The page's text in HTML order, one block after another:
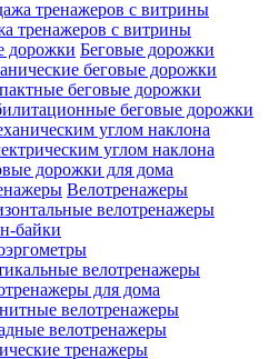
тренажеров с витрины
Беговые дорожки
беговые дорожки
беговые дорожки
беговые дорожки
углом наклона
углом наклона
дорожки для дома
Велотренажеры
велотренажеры
байки
велотренажеры
для дома
велотренажеры
велотренажеры